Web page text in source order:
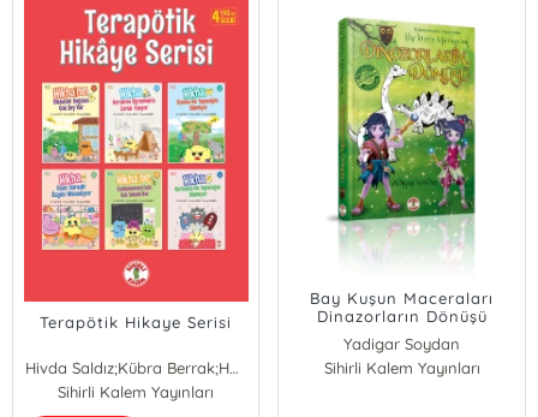
Terapötik Hikaye Serisi
Hivda Saldız;Kübra Berrak;Hayal Çavuşoğlu
Sihirli Kalem Yayınları
Bay Kuşun Maceraları
Dinazorların Dönüşü
Yadigar Soydan
Sihirli Kalem Yayınları